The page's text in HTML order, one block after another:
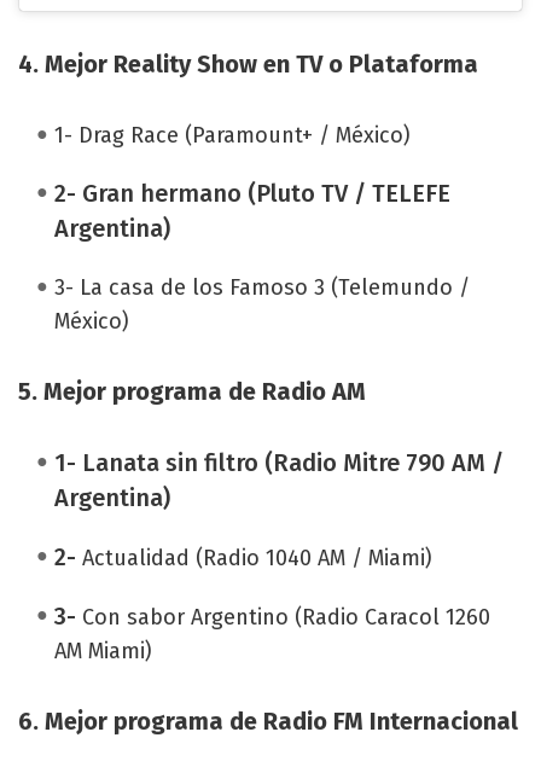
4. Mejor Reality Show en TV o Plataforma
1- Drag Race (Paramount+ / México)
2- Gran hermano (Pluto TV / TELEFE
Argentina)
3- La casa de los Famoso 3 (Telemundo /
México)
5. Mejor programa de Radio AM
1- Lanata sin filtro (Radio Mitre 790 AM /
Argentina)
2- Actualidad (Radio 1040 AM / Miami)
3- Con sabor Argentino (Radio Caracol 1260
AM Miami)
6. Mejor programa de Radio FM Internacional